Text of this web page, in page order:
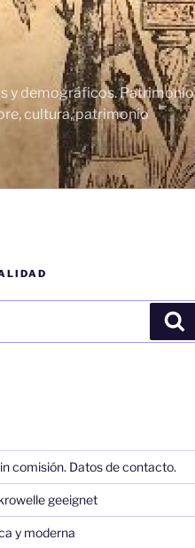
y demográficos. Patrimonio
cultura, patrimonio
comisión. Datos de contacto.
geeignet
y moderna